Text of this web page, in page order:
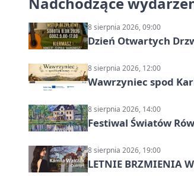
8 sierpnia 2026, 09:00
Dzień Otwartych
8 sierpnia 2026, 12:00
Wawrzyniec spod
8 sierpnia 2026, 14:00
Festiwal Światów
8 sierpnia 2026, 19:00
LETNIE BRZMIENIA